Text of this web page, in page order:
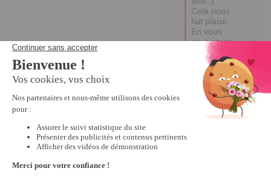
Cela nous
fait plaisir.
En vous
souhaitant
une bonne
journée.
Abir.
Nous vous recommandons